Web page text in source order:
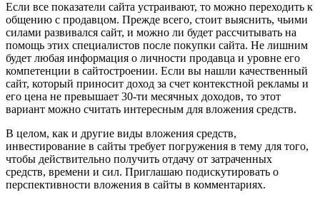
Если все показатели сайта устраивают, то можно переходить к
общению с продавцом. Прежде всего, стоит выяснить, чьими
силами развивался сайт, и можно ли будет рассчитывать на
помощь этих специалистов после покупки сайта. Не лишним
будет любая информация о личности продавца и уровне его
компетенции в сайтостроении. Если вы нашли качественный
сайт, который приносит доход за счет контекстной рекламы и
его цена не превышает 30-ти месячных доходов, то этот
вариант можно считать интересным для вложения средств.
В целом, как и другие виды вложения средств,
инвестирование в сайты требует погружения в тему для того,
чтобы действительно получить отдачу от затраченных
средств, времени и сил. Приглашаю подискутировать о
перспективности вложения в сайты в комментариях.